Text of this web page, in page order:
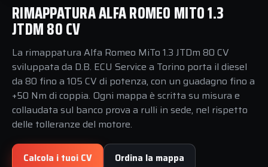
RIMAPPATURA ALFA ROMEO MITO 1.3
JTDM 80 CV
La rimappatura Alfa Romeo MiTo 1.3 JTDm 80 CV
sviluppata da D.B. ECU Service a Torino porta il diesel
da 80 fino a 105 CV di potenza, con un guadagno fino a
+50 Nm di coppia. Ogni mappa è scritta su misura e
collaudata sul banco prova a rulli in sede, nel rispetto
delle tolleranze del motore.
Calcola i tuoi CV Ordina la mappa